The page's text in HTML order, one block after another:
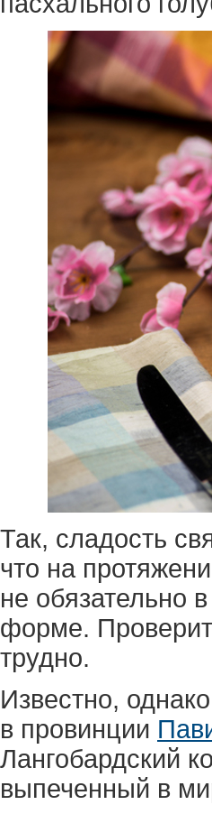
Так, сладость
что на
не обязательно
форме.
трудно.
Известно,
в провинции
Лангобардский
выпеченный в